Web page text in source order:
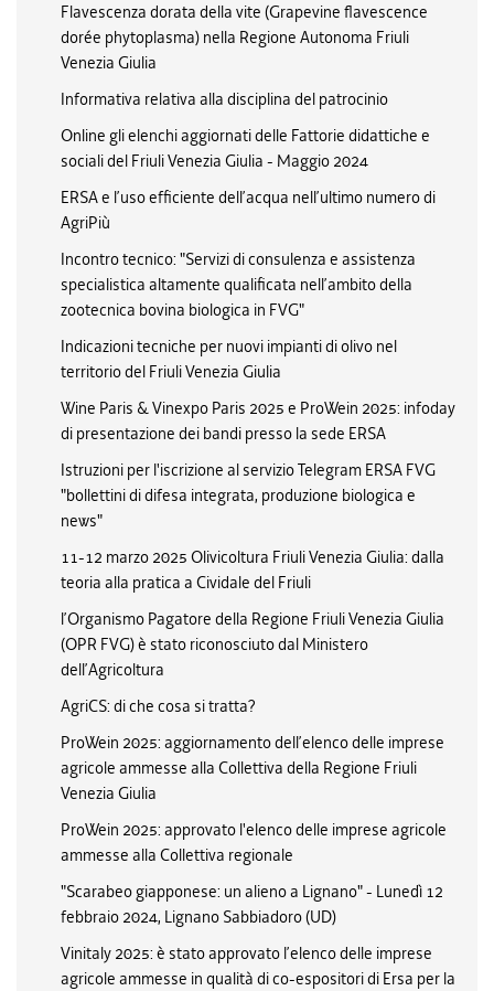
Flavescenza dorata della vite (Grapevine flavescence
dorée phytoplasma) nella Regione Autonoma Friuli
Venezia Giulia
Informativa relativa alla disciplina del patrocinio
Online gli elenchi aggiornati delle Fattorie didattiche e
sociali del Friuli Venezia Giulia - Maggio 2024
ERSA e l’uso efficiente dell’acqua nell’ultimo numero di
AgriPiù
Incontro tecnico: "Servizi di consulenza e assistenza
specialistica altamente qualificata nell’ambito della
zootecnica bovina biologica in FVG"
Indicazioni tecniche per nuovi impianti di olivo nel
territorio del Friuli Venezia Giulia
Wine Paris & Vinexpo Paris 2025 e ProWein 2025: infoday
di presentazione dei bandi presso la sede ERSA
Istruzioni per l'iscrizione al servizio Telegram ERSA FVG
"bollettini di difesa integrata, produzione biologica e
news"
11-12 marzo 2025 Olivicoltura Friuli Venezia Giulia: dalla
teoria alla pratica a Cividale del Friuli
l’Organismo Pagatore della Regione Friuli Venezia Giulia
(OPR FVG) è stato riconosciuto dal Ministero
dell’Agricoltura
AgriCS: di che cosa si tratta?
ProWein 2025: aggiornamento dell’elenco delle imprese
agricole ammesse alla Collettiva della Regione Friuli
Venezia Giulia
ProWein 2025: approvato l'elenco delle imprese agricole
ammesse alla Collettiva regionale
"Scarabeo giapponese: un alieno a Lignano" - Lunedì 12
febbraio 2024, Lignano Sabbiadoro (UD)
Vinitaly 2025: è stato approvato l’elenco delle imprese
agricole ammesse in qualità di co-espositori di Ersa per la